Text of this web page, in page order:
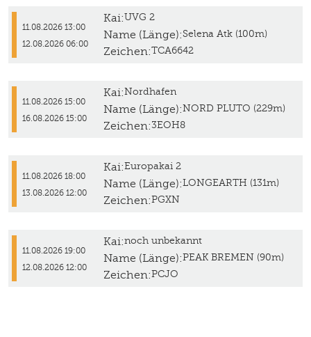
11.08.2026 13:00
12.08.2026 06:00
Kai:UVG 2
Name (Länge):Selena Atk (100m)
Zeichen:TCA6642
11.08.2026 15:00
16.08.2026 15:00
Kai:Nordhafen
Name (Länge):NORD PLUTO (229m)
Zeichen:3EOH8
11.08.2026 18:00
13.08.2026 12:00
Kai:Europakai 2
Name (Länge):LONGEARTH (131m)
Zeichen:PGXN
11.08.2026 19:00
12.08.2026 12:00
Kai:noch unbekannt
Name (Länge):PEAK BREMEN (90m)
Zeichen:PCJO